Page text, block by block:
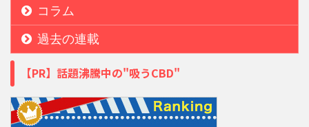
コラム
過去の連載
【PR】話題沸騰中の"吸うCBD"